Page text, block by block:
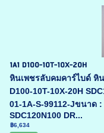
1A1 D100-10T-10X-20H
หินเพชรลับคมคาร์ไบด์ หิ
D100-10T-10X-20H
01-1A-S-99112-Jขนาด :
SDC120N100 DR...
฿6,634